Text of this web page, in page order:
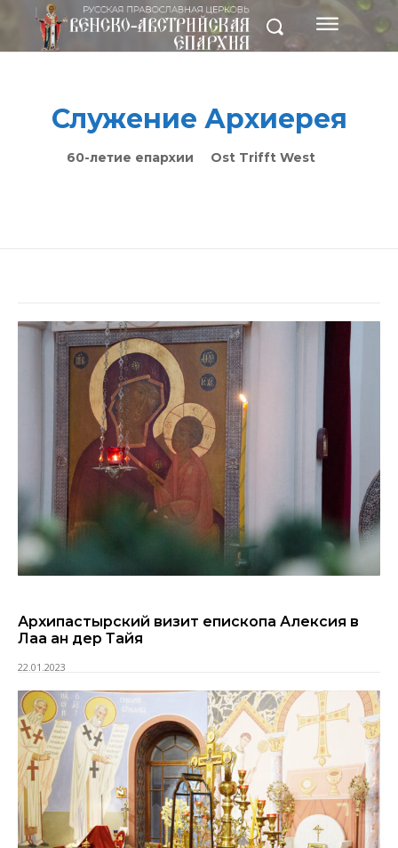
Служение Архиерея
60-летие епархии Ost Trifft West
Архипастырский визит епископа Алексия в
Лаа ан дер Тайя
22.01.2023